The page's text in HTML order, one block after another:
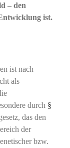
– den
ist.
ist nach
als
durch §
das den
der
bzw.